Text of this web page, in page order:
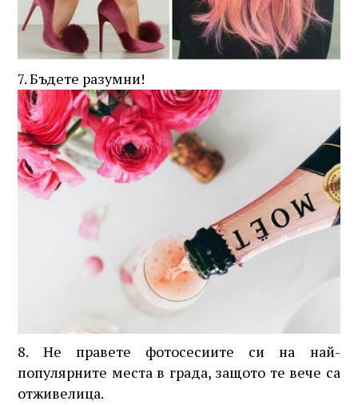
7. Бъдете разумни!
8. Не правете фотосесиите си на най-
популярните места в града, защото те вече са
отживелица.